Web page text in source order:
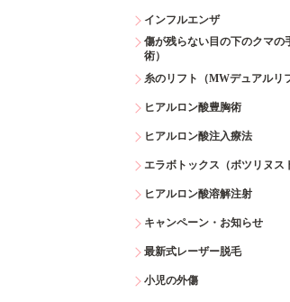
インフルエンザ
傷が残らない目の下のクマの
術）
糸のリフト（MWデュアルリ
ヒアルロン酸豊胸術
ヒアルロン酸注入療法
エラボトックス（ボツリヌス
ヒアルロン酸溶解注射
キャンペーン・お知らせ
最新式レーザー脱毛
小児の外傷